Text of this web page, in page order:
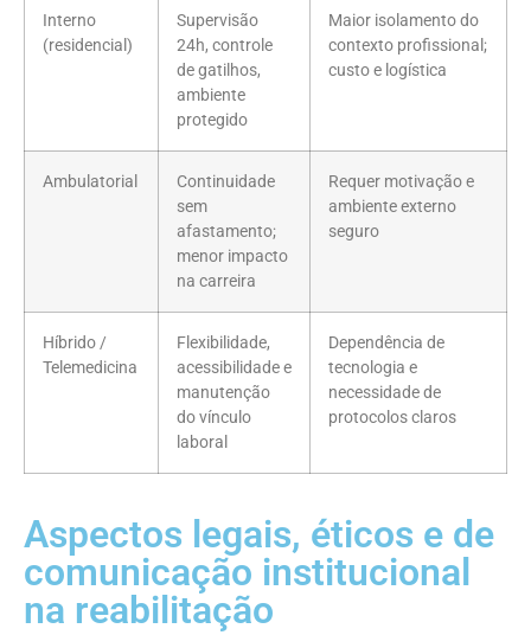
Interno
(residencial)
Supervisão
24h, controle
de gatilhos,
ambiente
protegido
Maior isolamento do
contexto profissional;
custo e logística
Ambulatorial
Continuidade
sem
afastamento;
menor impacto
na carreira
Requer motivação e
ambiente externo
seguro
Híbrido /
Telemedicina
Flexibilidade,
acessibilidade e
manutenção
do vínculo
laboral
Dependência de
tecnologia e
necessidade de
protocolos claros
Aspectos legais, éticos e de
comunicação institucional
na reabilitação